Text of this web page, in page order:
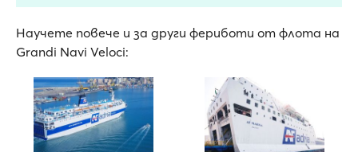
Научете повече и за други фериботи от флота на
Grandi Navi Veloci: